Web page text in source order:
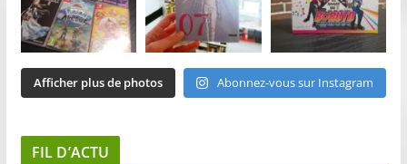
Afficher plus de photos Abonnez-vous sur Instagram
FIL D’ACTU